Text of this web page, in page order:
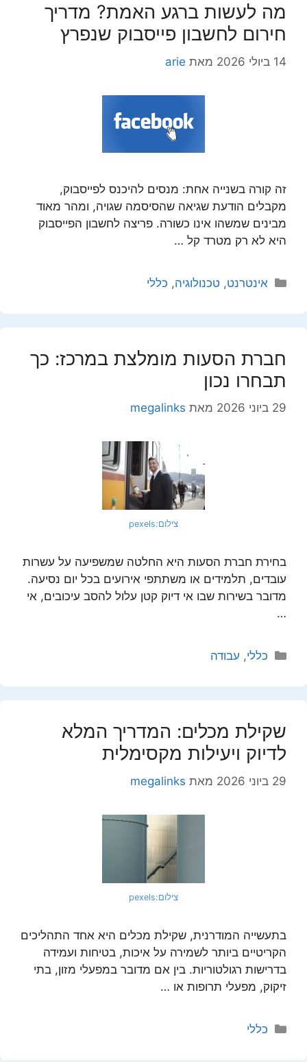
מה לעשות ברגע האמת? מדריך
חירום לחשבון פייסבוק שנפרץ
14 ביולי 2026 מאת arie
זה קורה בשנייה אחת: מנסים להיכנס לפייסבוק,
מקבלים הודעת שגיאה שהסיסמה שגויה, ומהר מאוד
מבינים שמשהו אינו כשורה. פריצה לחשבון הפייסבוק
היא לא רק מטרד קל …
קטגוריות
אינטרנט,טכנולוגיה, כללי
חברת הסעות מומלצת במרכז: כך
תבחרו נכון
29 ביוני 2026 מאת megalinks
צילום:pexels
בחירת חברת הסעות היא החלטה שמשפיעה על עשרות
עובדים, תלמידים או משתתפי אירועים בכל יום נסיעה.
מדובר בשירות שבו אי דיוק קטן עלול להסב עיכובים, אי
…
קטגוריות
כללי, עבודה
שקילת מכלים: המדריך המלא
לדיוק ויעילות מקסימלית
29 ביוני 2026 מאת megalinks
צילום:pexels
בתעשייה המודרנית, שקילת מכלים היא אחד התהליכים
הקריטיים ביותר לשמירה על איכות, בטיחות ועמידה
בדרישות רגולטוריות. בין אם מדובר במפעלי מזון, בתי
זיקוק, מפעלי תרופות או …
קטגוריות
כללי